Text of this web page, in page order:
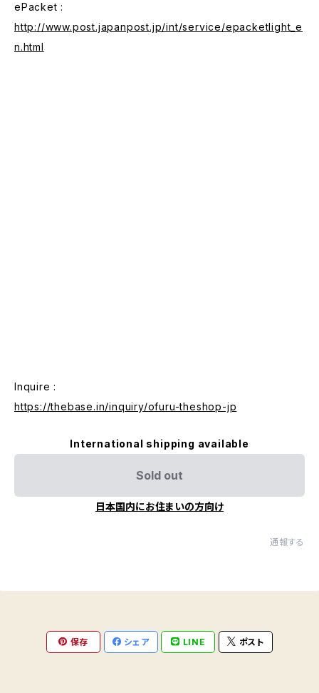
ePacket :
http://www.post.japanpost.jp/int/service/epacketlight_e
n.html
Inquire :
https://thebase.in/inquiry/ofuru-theshop-jp
International shipping available
Sold out
日本国内にお住まいの方向け
通報する
保存 シェア LINE ポスト